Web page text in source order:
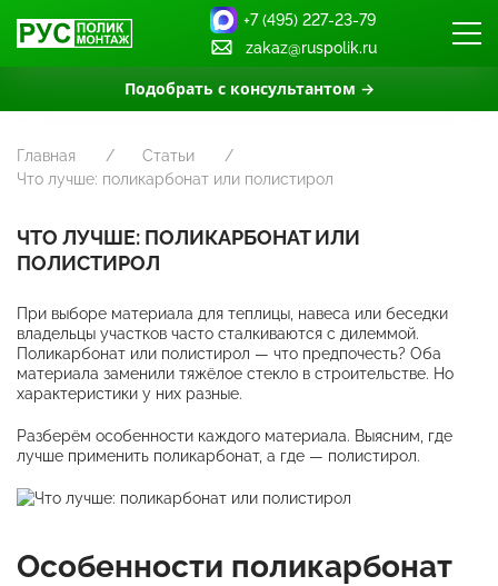
Подобрать с консультантом →
+7 (495) 227-23-79
zakaz@ruspolik.ru
Главная
Статьи
Что лучше: поликарбонат или полистирол
ЧТО ЛУЧШЕ: ПОЛИКАРБОНАТ ИЛИ
ПОЛИСТИРОЛ
При выборе материала для теплицы, навеса или беседки
владельцы участков часто сталкиваются с дилеммой.
Поликарбонат или полистирол — что предпочесть? Оба
материала заменили тяжёлое стекло в строительстве. Но
характеристики у них разные.
Разберём особенности каждого материала. Выясним, где
лучше применить поликарбонат, а где — полистирол.
Особенности поликарбонат